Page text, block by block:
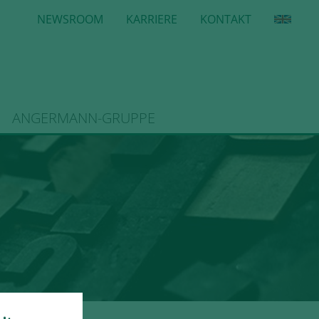
NEWSROOM KARRIERE KONTAKT
ANGERMANN-GRUPPE